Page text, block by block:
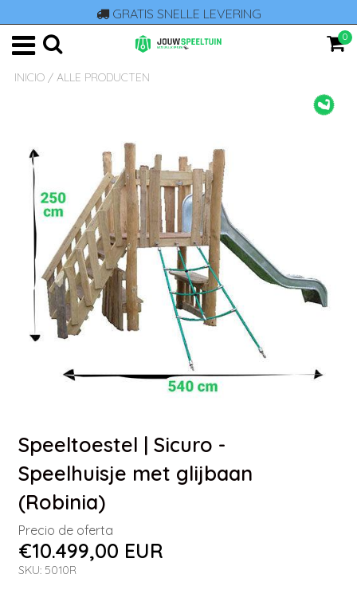
GRATIS SNELLE LEVERING
0
INICIO / ALLE PRODUCTEN
Speeltoestel | Sicuro -
Speelhuisje met glijbaan
(Robinia)
Precio de oferta
€10.499,00 EUR
SKU: 5010R